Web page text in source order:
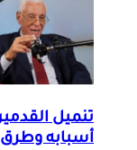
تنميل
أسبابه